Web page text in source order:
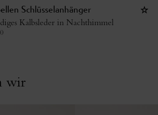
Schlüsselanhänger
Kalbsleder in Nachthimmel
wir